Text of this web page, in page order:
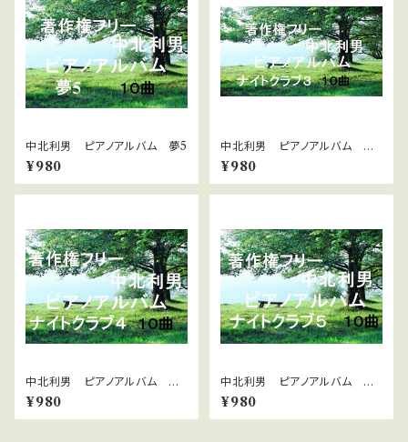
中北利男 ピアノアルバム 夢5
¥980
中北利男 ピアノアルバム ナ
イトクラブ３
¥980
中北利男 ピアノアルバム ナ
イトクラブ4
¥980
中北利男 ピアノアルバム ナ
イトクラブ5
¥980